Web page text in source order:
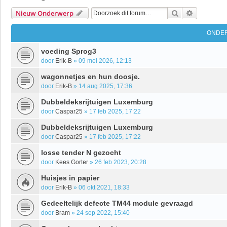
Nieuw Onderwerp Zoek
voeding Sprog3
door Erik-B » 09 mei 2026, 12:13
wagonnetjes en hun doosje.
door Erik-B » 14 aug 2025, 17:36
Dubbeldeksrijtuigen Luxemburg
door Caspar25 » 17 feb 2025, 17:22
Dubbeldeksrijtuigen Luxemburg
door Caspar25 » 17 feb 2025, 17:22
losse tender N gezocht
door Kees Gorter » 26 feb 2023, 20:28
Huisjes in papier
door Erik-B » 06 okt 2021, 18:33
Gedeeltelijk defecte TM44 module gevraagd
door Bram » 24 sep 2022, 15:40